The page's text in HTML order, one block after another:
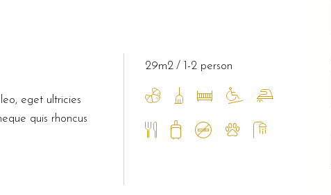
eget ultricies
quis rhoncus
29m2 1-2 person